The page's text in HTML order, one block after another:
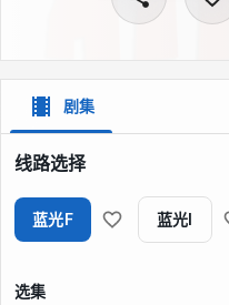
剧集
线路选择
蓝光F 蓝光I
选集